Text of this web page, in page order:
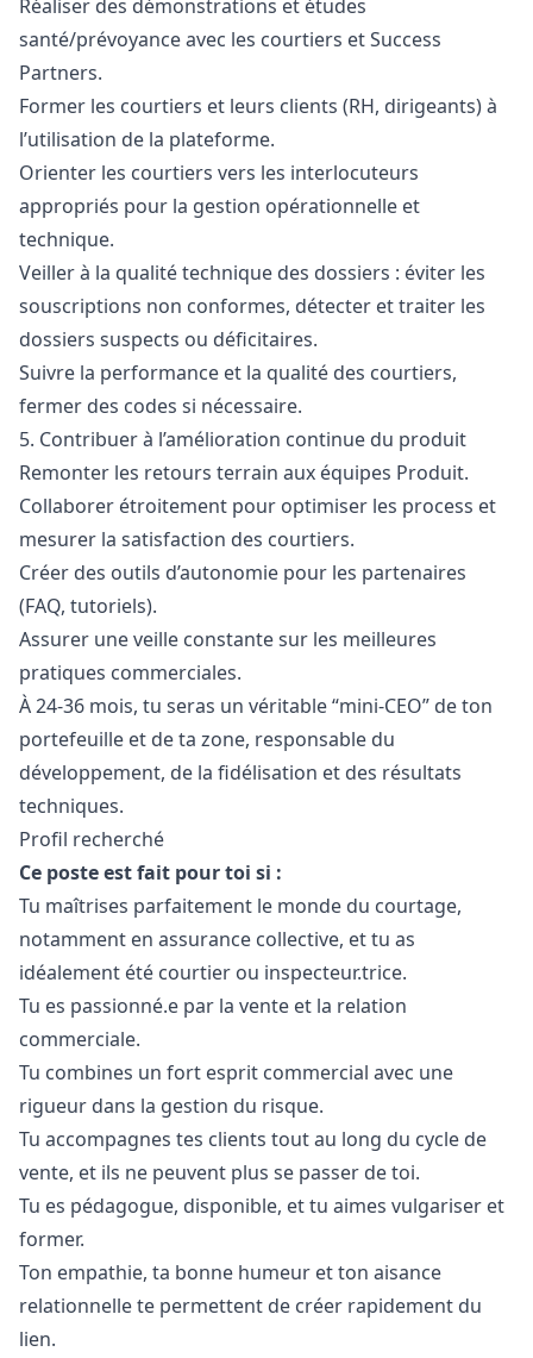
Réaliser des démonstrations et études
santé/prévoyance avec les courtiers et Success
Partners.
Former les courtiers et leurs clients (RH, dirigeants) à
l’utilisation de la plateforme.
Orienter les courtiers vers les interlocuteurs
appropriés pour la gestion opérationnelle et
technique.
Veiller à la qualité technique des dossiers : éviter les
souscriptions non conformes, détecter et traiter les
dossiers suspects ou déficitaires.
Suivre la performance et la qualité des courtiers,
fermer des codes si nécessaire.
5. Contribuer à l’amélioration continue du produit
Remonter les retours terrain aux équipes Produit.
Collaborer étroitement pour optimiser les process et
mesurer la satisfaction des courtiers.
Créer des outils d’autonomie pour les partenaires
(FAQ, tutoriels).
Assurer une veille constante sur les meilleures
pratiques commerciales.
À 24-36 mois, tu seras un véritable “mini-CEO” de ton
portefeuille et de ta zone, responsable du
développement, de la fidélisation et des résultats
techniques.
Profil recherché
Ce poste est fait pour toi si :
Tu maîtrises parfaitement le monde du courtage,
notamment en assurance collective, et tu as
idéalement été courtier ou inspecteur.trice.
Tu es passionné.e par la vente et la relation
commerciale.
Tu combines un fort esprit commercial avec une
rigueur dans la gestion du risque.
Tu accompagnes tes clients tout au long du cycle de
vente, et ils ne peuvent plus se passer de toi.
Tu es pédagogue, disponible, et tu aimes vulgariser et
former.
Ton empathie, ta bonne humeur et ton aisance
relationnelle te permettent de créer rapidement du
lien.